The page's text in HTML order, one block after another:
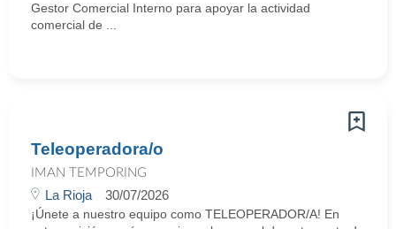
Gestor Comercial Interno para apoyar la actividad
comercial de ...
Teleoperadora/o
IMAN TEMPORING
La Rioja 30/07/2026
¡Únete a nuestro equipo como TELEOPERADOR/A! En